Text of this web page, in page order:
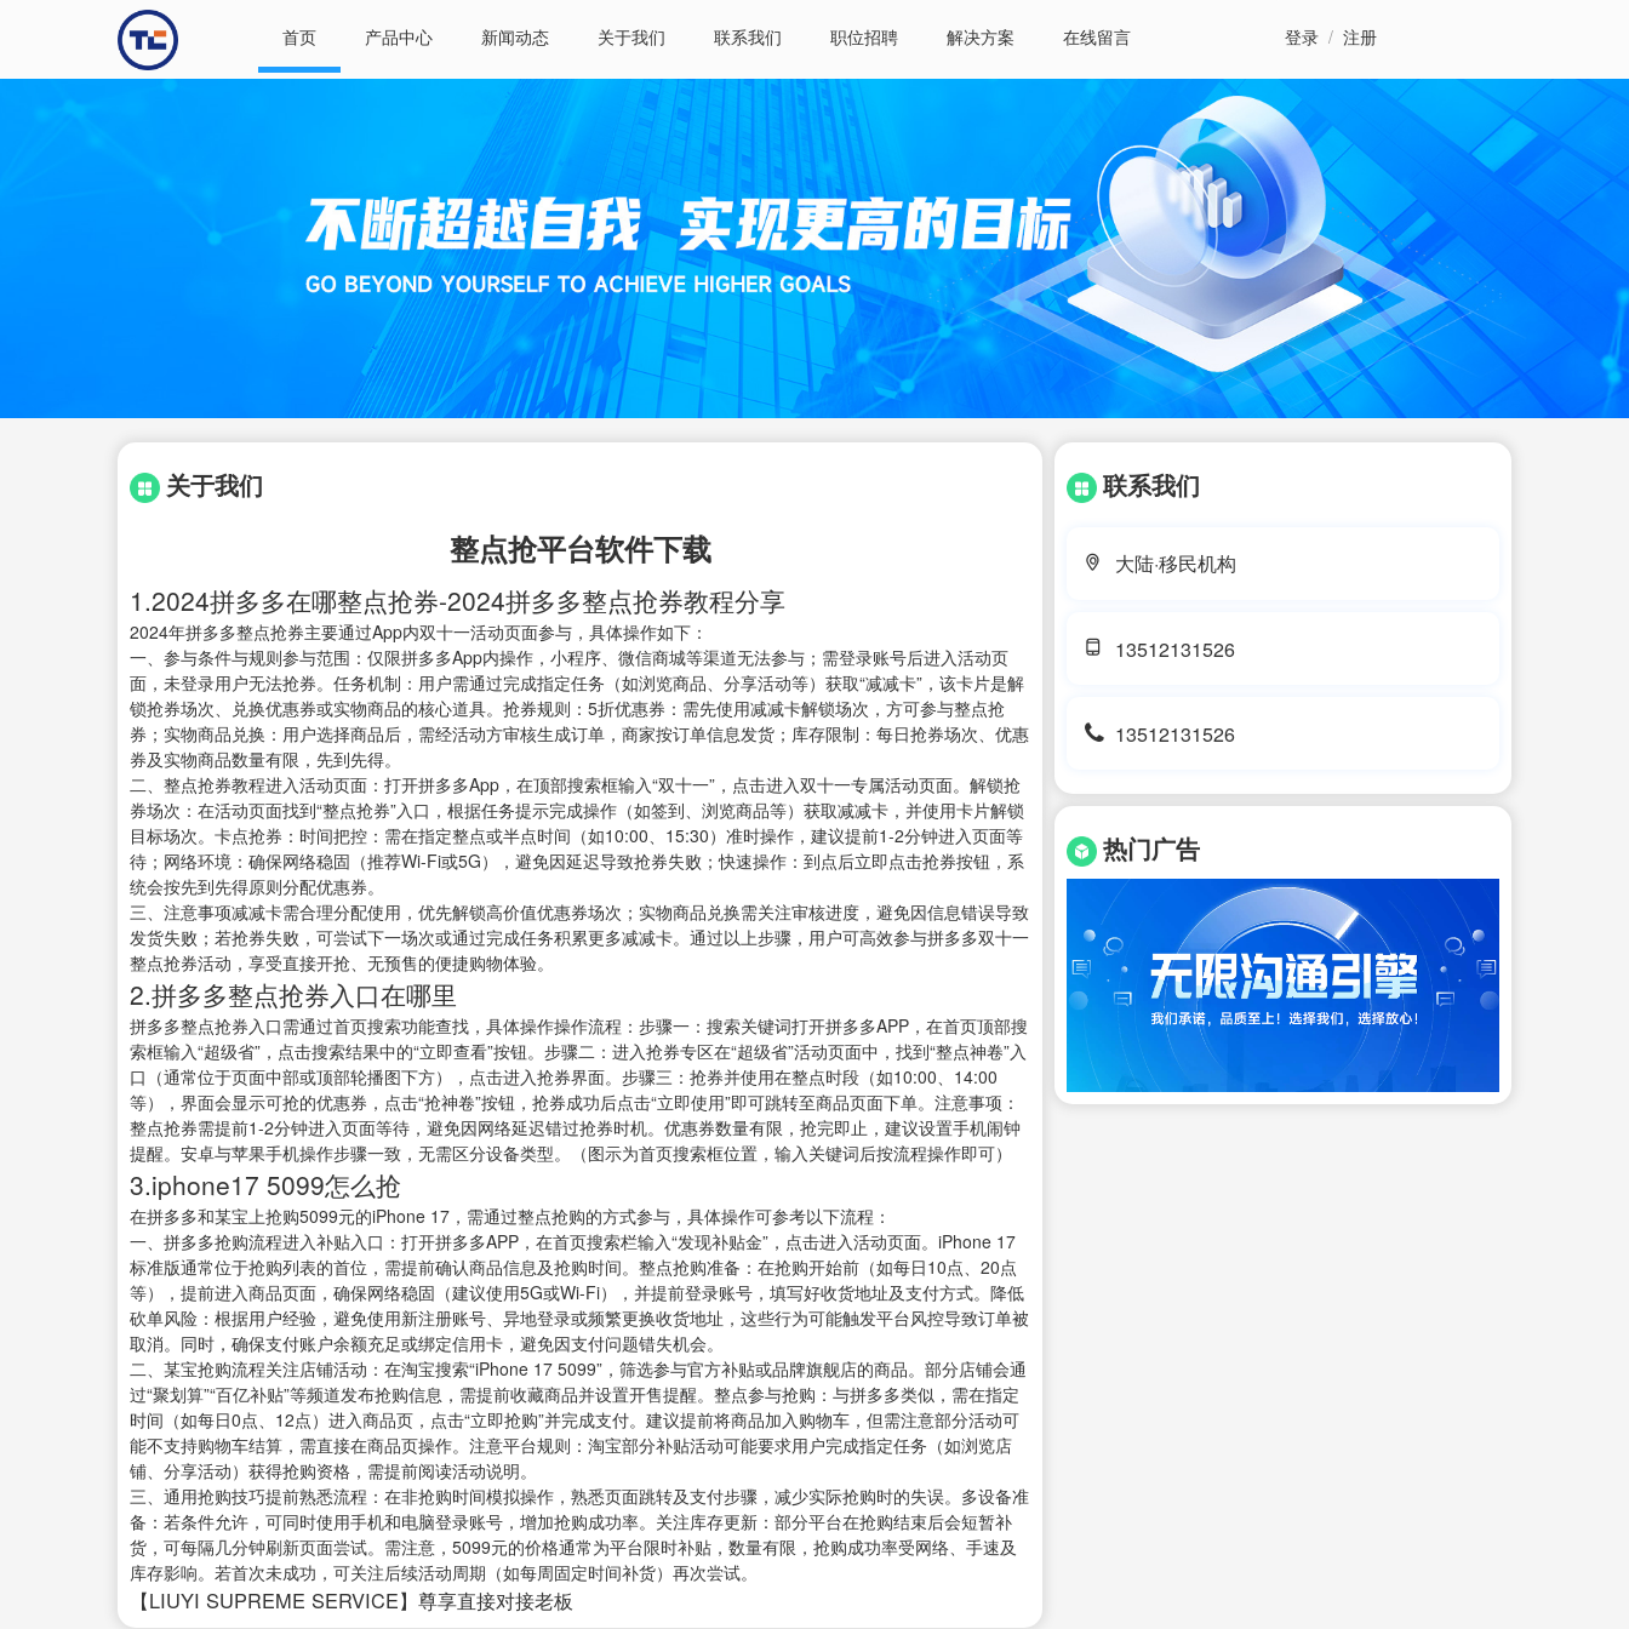
首页 产品中心 新闻动态 关于我们 联系我们 职位招聘 解决方案 在线留言 登录 / 注册
关于我们
整点抢平台软件下载
1.2024拼多多在哪整点抢券-2024拼多多整点抢券教程分享
2024年拼多多整点抢券主要通过App内双十一活动页面参与，具体操作如下：
一、参与条件与规则参与范围：仅限拼多多App内操作，小程序、微信商城等渠道无法参与；需登录账号后进入活动页
面，未登录用户无法抢券。任务机制：用户需通过完成指定任务（如浏览商品、分享活动等）获取“减减卡”，该卡片是解
锁抢券场次、兑换优惠券或实物商品的核心道具。抢券规则：5折优惠券：需先使用减减卡解锁场次，方可参与整点抢
券；实物商品兑换：用户选择商品后，需经活动方审核生成订单，商家按订单信息发货；库存限制：每日抢券场次、优惠
券及实物商品数量有限，先到先得。
二、整点抢券教程进入活动页面：打开拼多多App，在顶部搜索框输入“双十一”，点击进入双十一专属活动页面。解锁抢
券场次：在活动页面找到“整点抢券”入口，根据任务提示完成操作（如签到、浏览商品等）获取减减卡，并使用卡片解锁
目标场次。卡点抢券：时间把控：需在指定整点或半点时间（如10:00、15:30）准时操作，建议提前1-2分钟进入页面等
待；网络环境：确保网络稳固（推荐Wi-Fi或5G），避免因延迟导致抢券失败；快速操作：到点后立即点击抢券按钮，系
统会按先到先得原则分配优惠券。
三、注意事项减减卡需合理分配使用，优先解锁高价值优惠券场次；实物商品兑换需关注审核进度，避免因信息错误导致
发货失败；若抢券失败，可尝试下一场次或通过完成任务积累更多减减卡。通过以上步骤，用户可高效参与拼多多双十一
整点抢券活动，享受直接开抢、无预售的便捷购物体验。
2.拼多多整点抢券入口在哪里
拼多多整点抢券入口需通过首页搜索功能查找，具体操作操作流程：步骤一：搜索关键词打开拼多多APP，在首页顶部搜
索框输入“超级省”，点击搜索结果中的“立即查看”按钮。步骤二：进入抢券专区在“超级省”活动页面中，找到“整点神卷”入
口（通常位于页面中部或顶部轮播图下方），点击进入抢券界面。步骤三：抢券并使用在整点时段（如10:00、14:00
等），界面会显示可抢的优惠券，点击“抢神卷”按钮，抢券成功后点击“立即使用”即可跳转至商品页面下单。注意事项：
整点抢券需提前1-2分钟进入页面等待，避免因网络延迟错过抢券时机。优惠券数量有限，抢完即止，建议设置手机闹钟
提醒。安卓与苹果手机操作步骤一致，无需区分设备类型。（图示为首页搜索框位置，输入关键词后按流程操作即可）
3.iphone17 5099怎么抢
在拼多多和某宝上抢购5099元的iPhone 17，需通过整点抢购的方式参与，具体操作可参考以下流程：
一、拼多多抢购流程进入补贴入口：打开拼多多APP，在首页搜索栏输入“发现补贴金”，点击进入活动页面。iPhone 17
标准版通常位于抢购列表的首位，需提前确认商品信息及抢购时间。整点抢购准备：在抢购开始前（如每日10点、20点
等），提前进入商品页面，确保网络稳固（建议使用5G或Wi-Fi），并提前登录账号，填写好收货地址及支付方式。降低
砍单风险：根据用户经验，避免使用新注册账号、异地登录或频繁更换收货地址，这些行为可能触发平台风控导致订单被
取消。同时，确保支付账户余额充足或绑定信用卡，避免因支付问题错失机会。
二、某宝抢购流程关注店铺活动：在淘宝搜索“iPhone 17 5099”，筛选参与官方补贴或品牌旗舰店的商品。部分店铺会通
过“聚划算”“百亿补贴”等频道发布抢购信息，需提前收藏商品并设置开售提醒。整点参与抢购：与拼多多类似，需在指定
时间（如每日0点、12点）进入商品页，点击“立即抢购”并完成支付。建议提前将商品加入购物车，但需注意部分活动可
能不支持购物车结算，需直接在商品页操作。注意平台规则：淘宝部分补贴活动可能要求用户完成指定任务（如浏览店
铺、分享活动）获得抢购资格，需提前阅读活动说明。
三、通用抢购技巧提前熟悉流程：在非抢购时间模拟操作，熟悉页面跳转及支付步骤，减少实际抢购时的失误。多设备准
备：若条件允许，可同时使用手机和电脑登录账号，增加抢购成功率。关注库存更新：部分平台在抢购结束后会短暂补
货，可每隔几分钟刷新页面尝试。需注意，5099元的价格通常为平台限时补贴，数量有限，抢购成功率受网络、手速及
库存影响。若首次未成功，可关注后续活动周期（如每周固定时间补货）再次尝试。
【LIUYI SUPREME SERVICE】尊享直接对接老板
联系我们
大陆·移民机构
13512131526
13512131526
热门广告